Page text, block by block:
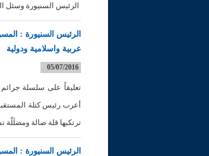
الرئيس السنيورة وسئل
الرئيس السنيورة :
عربية واسلامية ودولية
05/07/2016
تعليقاً على سلسلة جرائم
أعرب رئيس كتلة المستقبل
ترتكبها قلة ضالة
الرئيس السنيورة :